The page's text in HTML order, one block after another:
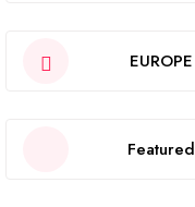
EUROPE
Featured